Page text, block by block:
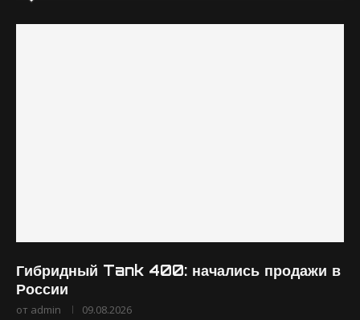
Гибридный Tank 400: начались продажи в
России
от admin 09.08.2026